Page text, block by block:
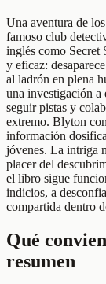
Una aventura de
famoso club
inglés como Secret
y eficaz:
al ladrón en plena
una investigación a
seguir pistas y
extremo. Blyton
información
jóvenes. La intriga
placer del
el libro sigue
indicios, a
compartida dentro
Qué
resumen